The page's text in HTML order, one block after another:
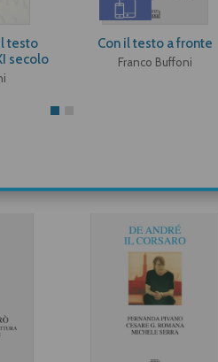
testo
secolo
Con il testo a fronte
Franco Buffoni